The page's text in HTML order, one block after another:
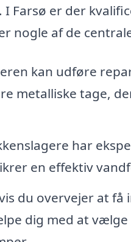
Farsø er der
nogle af de
kan udføre
metalliske tage,
har
en effektiv
du overvejer at få
dig med at